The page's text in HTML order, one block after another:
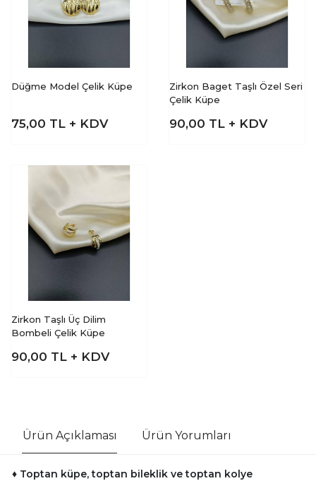
Düğme Model Çelik Küpe
75,00 TL + KDV
Zirkon Baget Taşlı Özel Seri
Çelik Küpe
90,00 TL + KDV
Zirkon Taşlı Üç Dilim
Bombeli Çelik Küpe
90,00 TL + KDV
Ürün Açıklaması Ürün Yorumları
♦ Toptan küpe, toptan bileklik ve toptan kolye